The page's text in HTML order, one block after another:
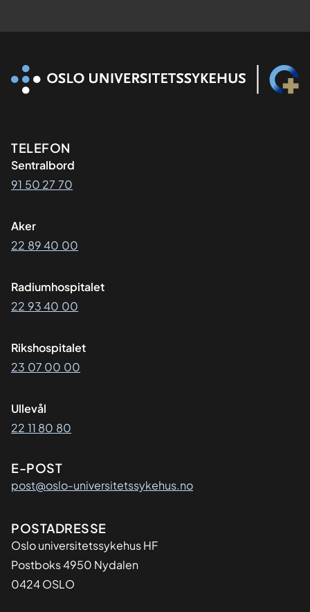
Kontaktinformasjon
TELEFON
Sentralbord
91 50 27 70
Aker
22 89 40 00
Radiumhospitalet
22 93 40 00
Rikshospitalet
23 07 00 00
Ullevål
22 11 80 80
E-POST
post@oslo-universitetssykehus.no
Adresse
POSTADRESSE
Oslo universitetssykehus HF
Postboks 4950 Nydalen
0424 OSLO